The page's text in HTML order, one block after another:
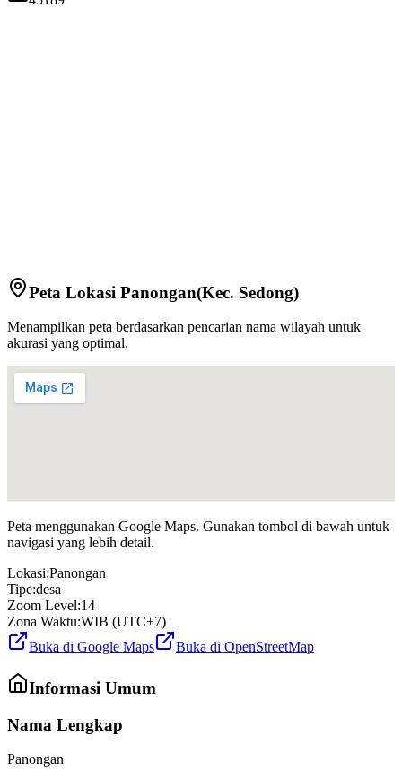
Peta Lokasi Panongan(Kec. Sedong)
Menampilkan peta berdasarkan pencarian nama wilayah untuk
akurasi yang optimal.
Peta menggunakan Google Maps. Gunakan tombol di bawah untuk
navigasi yang lebih detail.
Lokasi:Panongan
Tipe:desa
Zoom Level:14
Zona Waktu:WIB (UTC+7)
Buka di Google Maps
Buka di OpenStreetMap
Informasi Umum
Nama Lengkap
Panongan